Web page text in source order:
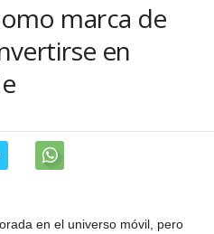
marca de
en
en el universo móvil, pero